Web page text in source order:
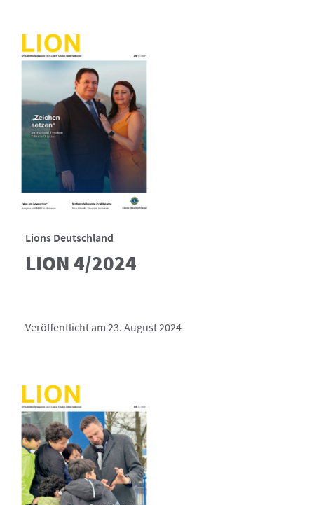
Lions Deutschland
LION 4/2024
Veröffentlicht am 23. August 2024